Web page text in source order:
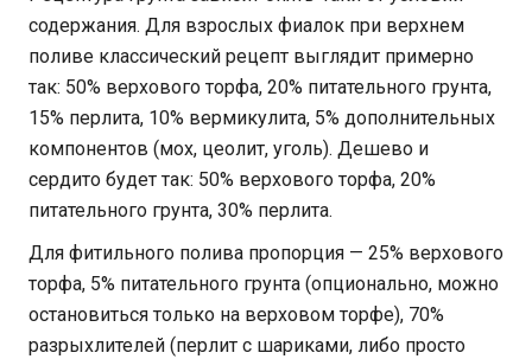
содержания. Для взрослых фиалок при верхнем
поливе классический рецепт выглядит примерно
так: 50% верхового торфа, 20% питательного грунта,
15% перлита, 10% вермикулита, 5% дополнительных
компонентов (мох, цеолит, уголь). Дешево и
сердито будет так: 50% верхового торфа, 20%
питательного грунта, 30% перлита.
Для фитильного полива пропорция — 25% верхового
торфа, 5% питательного грунта (опционально, можно
остановиться только на верховом торфе), 70%
разрыхлителей (перлит с шариками, либо просто